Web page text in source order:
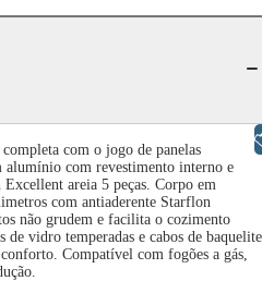
com o jogo de panelas
com revestimento interno e
areia 5 peças. Corpo em
com antiaderente Starflon
não grudem e facilita o cozimento
vidro temperadas e cabos de
conforto. Compatível com fogões a gás,